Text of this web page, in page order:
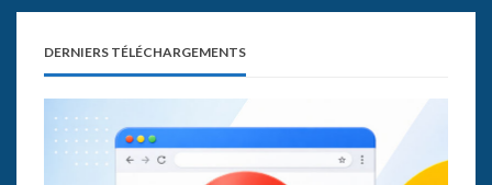
DERNIERS TÉLÉCHARGEMENTS